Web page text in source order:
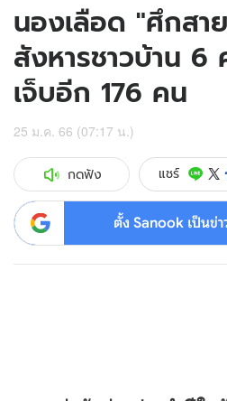
นองเลือด "ศึกสา
สังหารชาวบ้าน 6
เจ็บอีก 176 คน
25 ม.ค. 66 (07:17 น.)
กดฟัง แชร์
ตั้ง Sanook เป็นข่